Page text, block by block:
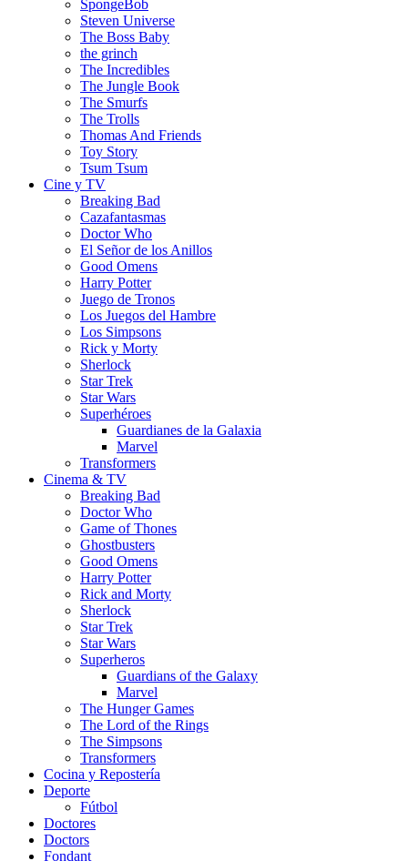
SpongeBob
Steven Universe
The Boss Baby
the grinch
The Incredibles
The Jungle Book
The Smurfs
The Trolls
Thomas And Friends
Toy Story
Tsum Tsum
Cine y TV
Breaking Bad
Cazafantasmas
Doctor Who
El Señor de los Anillos
Good Omens
Harry Potter
Juego de Tronos
Los Juegos del Hambre
Los Simpsons
Rick y Morty
Sherlock
Star Trek
Star Wars
Superhéroes
Guardianes de la Galaxia
Marvel
Transformers
Cinema & TV
Breaking Bad
Doctor Who
Game of Thones
Ghostbusters
Good Omens
Harry Potter
Rick and Morty
Sherlock
Star Trek
Star Wars
Superheros
Guardians of the Galaxy
Marvel
The Hunger Games
The Lord of the Rings
The Simpsons
Transformers
Cocina y Repostería
Deporte
Fútbol
Doctores
Doctors
Fondant